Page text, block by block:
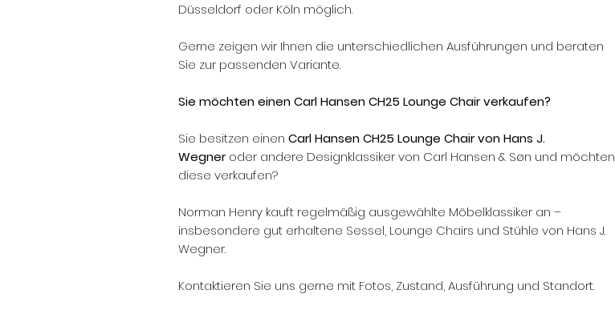
Düsseldorf oder Köln möglich.
Gerne zeigen wir Ihnen die unterschiedlichen Ausführungen und beraten
Sie zur passenden Variante.
Sie möchten einen Carl Hansen CH25 Lounge Chair verkaufen?
Sie besitzen einen Carl Hansen CH25 Lounge Chair von Hans J.
Wegneroder andere Designklassiker von Carl Hansen & Søn und möchten
diese verkaufen?
Norman Henry kauft regelmäßig ausgewählte Möbelklassiker an –
insbesondere gut erhaltene Sessel, Lounge Chairs und Stühle von Hans J.
Wegner.
Kontaktieren Sie uns gerne mit Fotos, Zustand, Ausführung und Standort.